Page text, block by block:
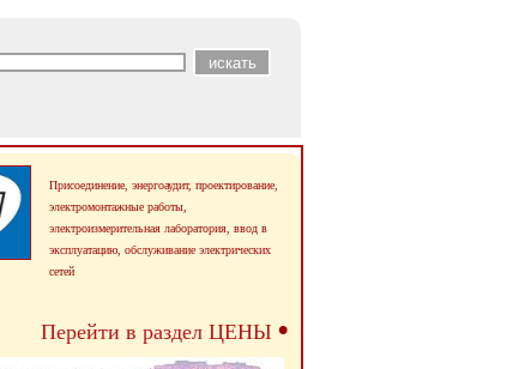
Присоединение, энергоаудит, проектирование,
электромонтажные работы,
электроизмерительная лаборатория, ввод в
эксплуатацию, обслуживание электрических
сетей
Перейти в раздел ЦЕНЫ •